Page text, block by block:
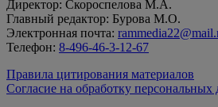
Директор: Скороспелова М.А.
Главный редактор: Бурова М.О.
Электронная почта:
Телефон: 8-496-46-3-12-67
Правила цитирования материалов
Согласие на обработку персональных